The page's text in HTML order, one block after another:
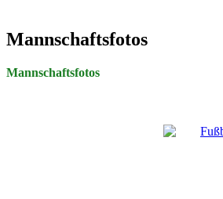
Mannschaftsfotos
Mannschaftsfotos